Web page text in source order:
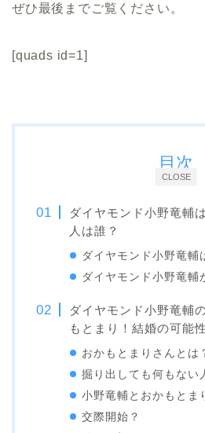
ぜひ最後までご覧ください。
[quads id=1]
CLOSE
目次
ダイヤモンド小野竜輔
人は誰？
ダイヤモンド小野竜輔
ダイヤモンド小野竜輔
ダイヤモンド小野竜輔
もとまり！結婚の可能
おかもとまりさんとは
掘り出しても何もない
小野竜輔とおかもとま
交際開始？